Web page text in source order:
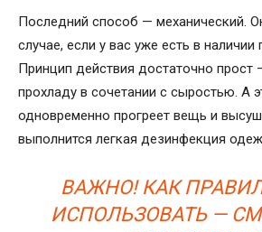
Последний способ — механический.
случае, если у вас уже есть в наличии
Принцип действия достаточно прост
прохладу в сочетании с сыростью. А
одновременно прогреет вещь и
выполнится легкая дезинфекция
ВАЖНО! КАК
ИСПОЛЬЗОВАТЬ —